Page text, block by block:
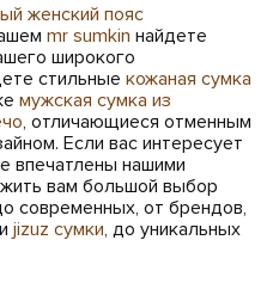
женский пояс
mr sumkin найдете
широкого
стильные кожаная сумка
мужская сумка из
, отличающиеся отменным
Если вас интересует
впечатлены нашими
вам большой выбор
современных, от брендов,
и jizuz сумки, до уникальных